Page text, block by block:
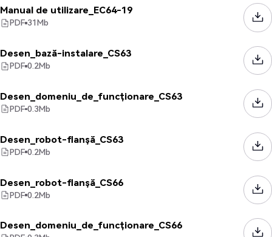
Manual de utilizare_EC64-19
PDF 31Mb
Desen_bază-instalare_CS63
PDF 0.2Mb
Desen_domeniu_de_funcționare_CS63
PDF 0.3Mb
Desen_robot-flanșă_CS63
PDF 0.2Mb
Desen_robot-flanșă_CS66
PDF 0.2Mb
Desen_domeniu_de_funcționare_CS66